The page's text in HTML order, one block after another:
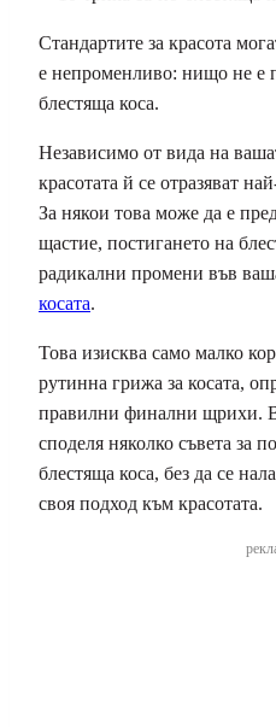
Стандартите за красота
е непроменливо: нищо не е
блестяща коса.
Независимо от вида на
красотата й се отразяват
За някои това може да е
щастие, постигането на
радикални промени във
косата.
Това изисква само малко
рутинна грижа за косата,
правилни финални щрихи.
споделя няколко съвета за
блестяща коса, без да се
своя подход към красотата.